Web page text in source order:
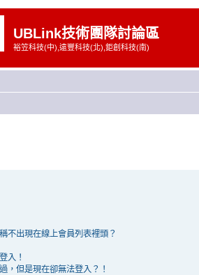
UBLink技術團隊討論區
裕笠科技(中),遠豐科技(北),鉅創科技(南)
不出現在線上會員列表裡頭？
入！
，但是現在卻無法登入？！